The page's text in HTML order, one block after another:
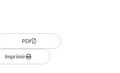
PDF
Imprimir